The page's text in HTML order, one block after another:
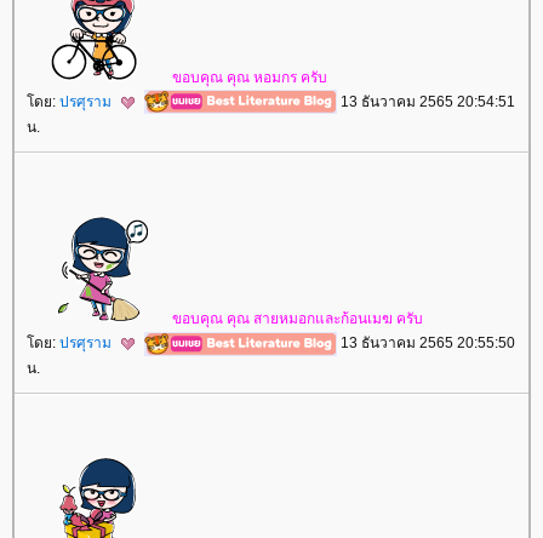
ขอบคุณ​ คุณ​ หอม​กร​ ครับ​
ดย: ปรศุราม
13 ธันวาคม 2565 20:54:51
น.
ขอบคุณ​ คุณ​ สาย​หมอก​และ​ก้อน​เมฆ​ ครับ​
ดย: ปรศุราม
13 ธันวาคม 2565 20:55:50
น.